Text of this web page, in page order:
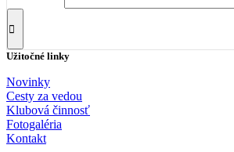
Užitočné linky
Novinky
Cesty za vedou
Klubová činnosť
Fotogaléria
Kontakt